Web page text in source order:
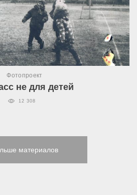
Фотопроект
не для детей
12 308
материалов